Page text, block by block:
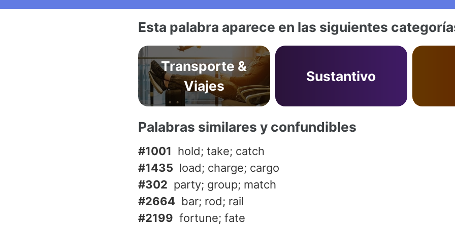
Esta palabra aparece en las siguientes
Transporte &
Viajes
Sustantivo
Palabras similares y confundibles
#1001 hold; take; catch
#1435 load; charge; cargo
#302 party; group; match
#2664 bar; rod; rail
#2199 fortune; fate